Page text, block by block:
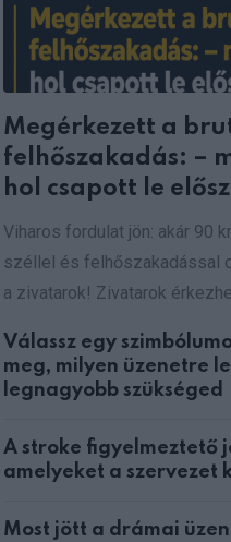
Megérkezett a
felhőszakadás: –
hol csapott le
Viharos fordulat jön: akár 90
széllel és felhőszakadással
a zivatarok! Zivatarok
Válassz egy
meg, milyen üzenetre
legnagyobb szükséged
A stroke figyelmeztető
amelyeket a szervezet
Most jött a drámai